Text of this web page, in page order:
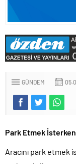
GÜNDEM
Park Etmek İsterken
Aracını park etmek